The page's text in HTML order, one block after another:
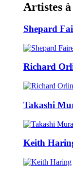
Artistes
Shepard
Richard
Takashi
Keith